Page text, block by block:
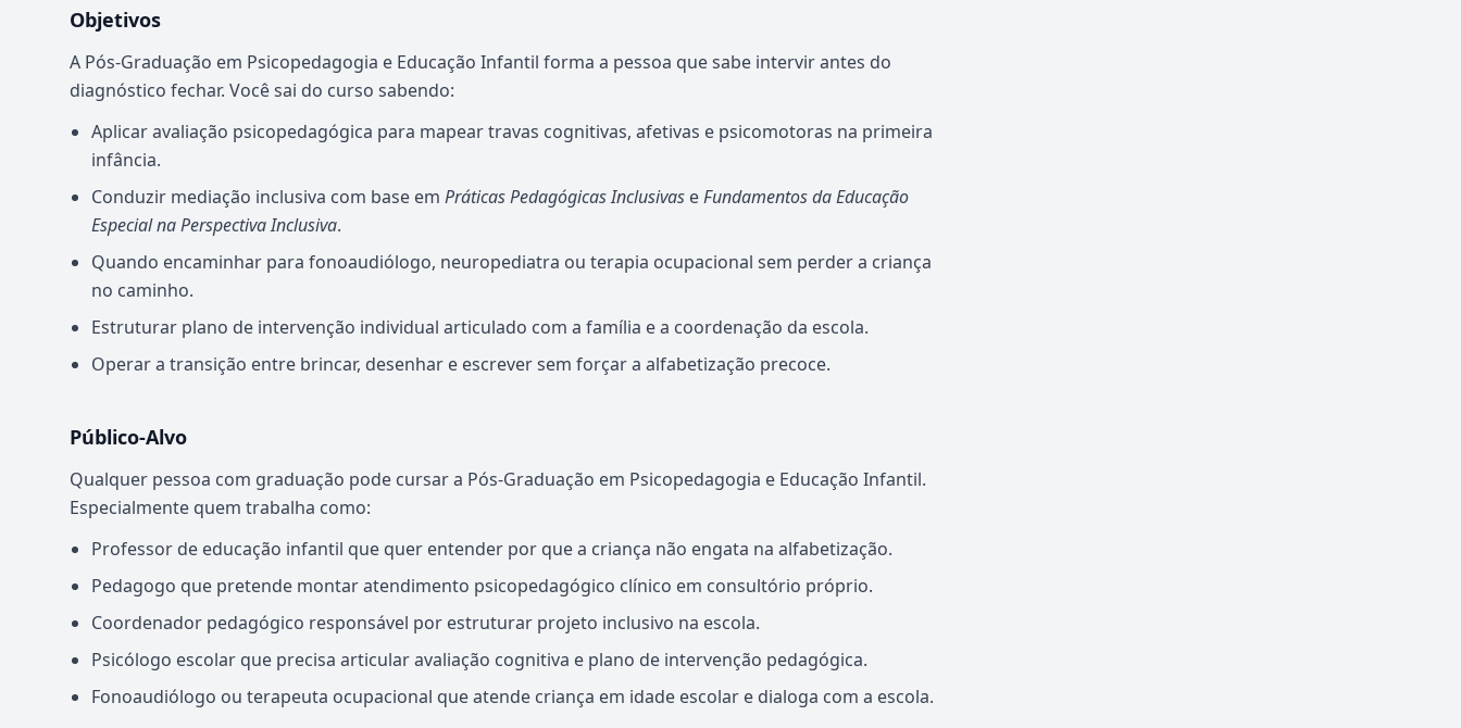
Objetivos
A Pós-Graduação em Psicopedagogia e Educação Infantil forma a pessoa que sabe intervir antes do
diagnóstico fechar. Você sai do curso sabendo:
Aplicar avaliação psicopedagógica para mapear travas cognitivas, afetivas e psicomotoras na primeira
infância.
Conduzir mediação inclusiva com base em Práticas Pedagógicas Inclusivas eFundamentos da Educação
Especial na Perspectiva Inclusiva.
Quando encaminhar para fonoaudiólogo, neuropediatra ou terapia ocupacional sem perder a criança
no caminho.
Estruturar plano de intervenção individual articulado com a família e a coordenação da escola.
Operar a transição entre brincar, desenhar e escrever sem forçar a alfabetização precoce.
Público-Alvo
Qualquer pessoa com graduação pode cursar a Pós-Graduação em Psicopedagogia e Educação Infantil.
Especialmente quem trabalha como:
Professor de educação infantil que quer entender por que a criança não engata na alfabetização.
Pedagogo que pretende montar atendimento psicopedagógico clínico em consultório próprio.
Coordenador pedagógico responsável por estruturar projeto inclusivo na escola.
Psicólogo escolar que precisa articular avaliação cognitiva e plano de intervenção pedagógica.
Fonoaudiólogo ou terapeuta ocupacional que atende criança em idade escolar e dialoga com a escola.